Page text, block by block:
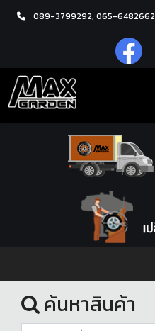
089-3799292, 065-6482662
หน้าแรก
ค้นหาสินค้า